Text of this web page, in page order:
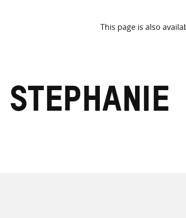
Inclure
de
This page is also
Stephanie